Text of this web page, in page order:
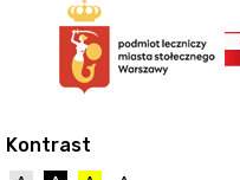
Kontrast